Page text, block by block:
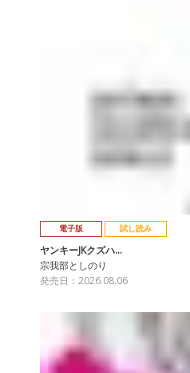
電子版 試し読み
ヤンキーJKクズハ…
宗我部としのり
発売日：2026.08.06